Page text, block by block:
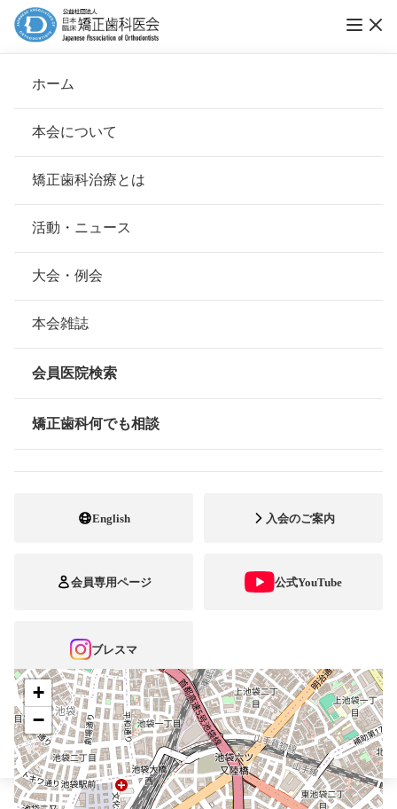
ホーム
本会について
会長挨拶
基本理念
組織について
本会の歴史
情報公開
矯正歯科治療とは
安心して治療を受けていただくための「6つの指針」
安心できる矯正歯科治療契約のための「7つの提言」
矯正歯科治療について
活動・ニュース
大会・例会
本会雑誌
会員医院検索
矯正歯科何でも相談
English 入会のご案内
会員専用ページ 公式YouTube
ブレスマ
ホーム 会員医院検索
尾崎矯正歯科クリニック
所在地
東京都豊島区東池袋1-14-10ポプラ
電話番号 03-3981-9679
矯正診断料算定施設
+
−